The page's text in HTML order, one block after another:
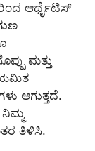
ಆರ್ಥೈಟಿಸ್
ಮತ್ತು
ಆಗುತ್ತದೆ.
ತಿಳಿಸಿ.